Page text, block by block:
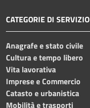
CATEGORIE DI SERVIZIO
Anagrafe e stato civile
Cultura e tempo libero
Vita lavorativa
Imprese e Commercio
Catasto e urbanistica
Mobilità e trasporti